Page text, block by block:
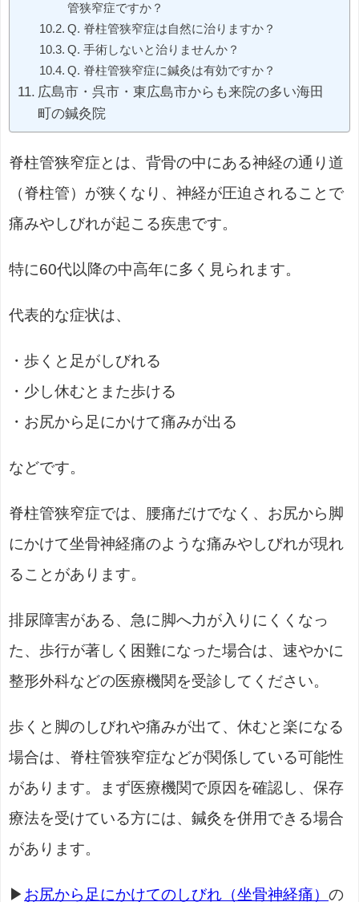
管狭窄症ですか？
Q. 脊柱管狭窄症は自然に治りますか？
Q. 手術しないと治りませんか？
Q. 脊柱管狭窄症に鍼灸は有効ですか？
広島市・呉市・東広島市からも来院の多い海田
町の鍼灸院
脊柱管狭窄症とは、背骨の中にある神経の通り道
（脊柱管）が狭くなり、神経が圧迫されることで
痛みやしびれが起こる疾患です。
特に60代以降の中高年に多く見られます。
代表的な症状は、
・歩くと足がしびれる
・少し休むとまた歩ける
・お尻から足にかけて痛みが出る
などです。
脊柱管狭窄症では、腰痛だけでなく、お尻から脚
にかけて坐骨神経痛のような痛みやしびれが現れ
ることがあります。
排尿障害がある、急に脚へ力が入りにくくなっ
た、歩行が著しく困難になった場合は、速やかに
整形外科などの医療機関を受診してください。
歩くと脚のしびれや痛みが出て、休むと楽になる
場合は、脊柱管狭窄症などが関係している可能性
があります。まず医療機関で原因を確認し、保存
療法を受けている方には、鍼灸を併用できる場合
があります。
▶ お尻から足にかけてのしびれ（坐骨神経痛） の